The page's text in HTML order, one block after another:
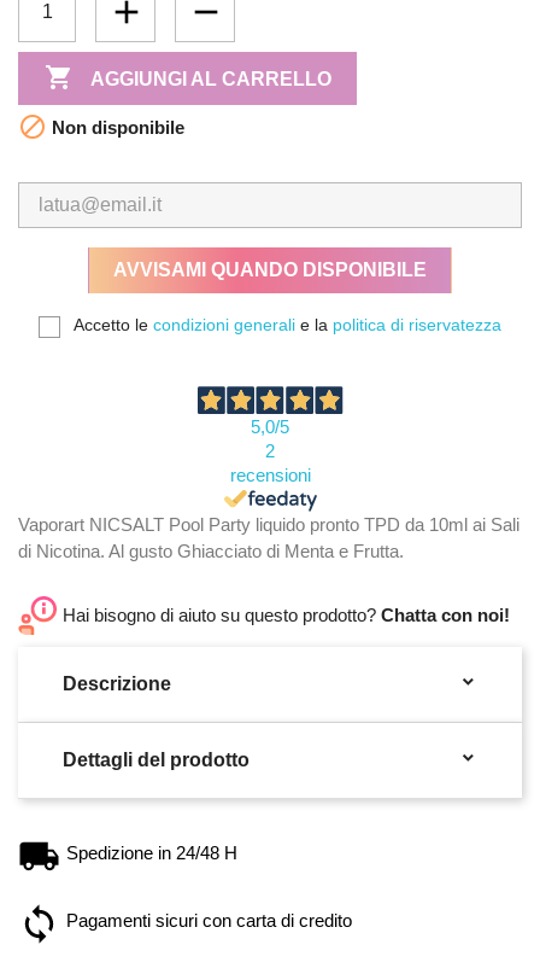
 AGGIUNGI AL CARRELLO
 Non disponibile
AVVISAMI QUANDO DISPONIBILE
Accetto le condizioni generali e la politica di riservatezza
5,0/5
2
recensioni
Vaporart NICSALT Pool Party liquido pronto TPD da 10ml ai Sali
di Nicotina. Al gusto Ghiacciato di Menta e Frutta.
Hai bisogno di aiuto su questo prodotto? Chatta con noi!
Descrizione 
Dettagli del prodotto 
Spedizione in 24/48 H
Pagamenti sicuri con carta di credito